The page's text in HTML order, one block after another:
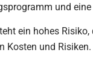
und
ein hohes
Kosten und Risiken.